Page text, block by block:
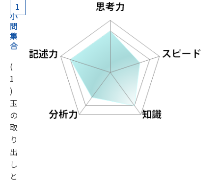
1
小
問
集
合
(
1
)
玉
の
取
り
出
し
と